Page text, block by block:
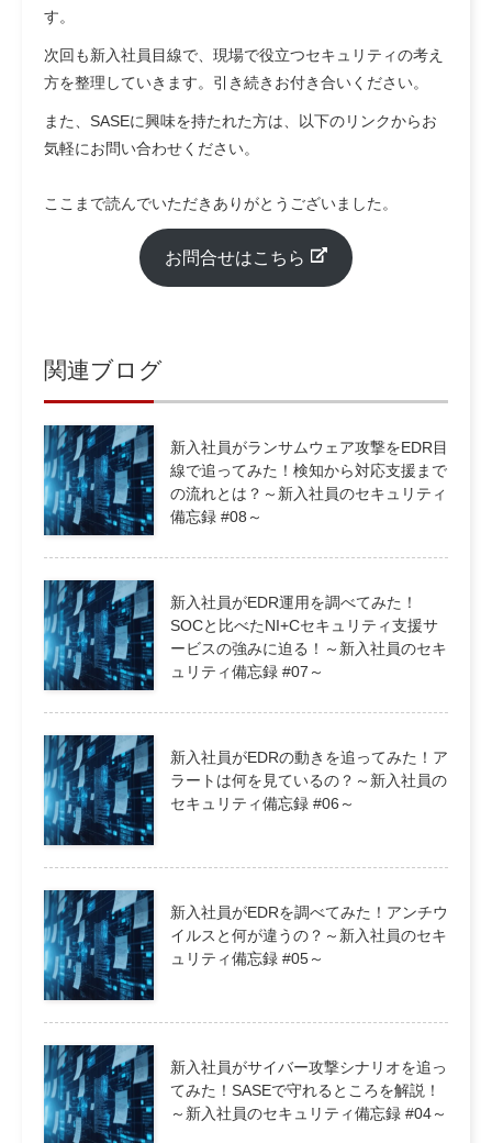
す。
次回も新入社員目線で、現場で役立つセキュリティの考え
方を整理していきます。引き続きお付き合いください。
また、SASEに興味を持たれた方は、以下のリンクからお
気軽にお問い合わせください。
ここまで読んでいただきありがとうございました。
お問合せはこちら
関連ブログ
新入社員がランサムウェア攻撃をEDR目
線で追ってみた！検知から対応支援まで
の流れとは？～新入社員のセキュリティ
備忘録 #08～
新入社員がEDR運用を調べてみた！
SOCと比べたNI+Cセキュリティ支援サ
ービスの強みに迫る！～新入社員のセキ
ュリティ備忘録 #07～
新入社員がEDRの動きを追ってみた！ア
ラートは何を見ているの？～新入社員の
セキュリティ備忘録 #06～
新入社員がEDRを調べてみた！アンチウ
イルスと何が違うの？～新入社員のセキ
ュリティ備忘録 #05～
新入社員がサイバー攻撃シナリオを追っ
てみた！SASEで守れるところを解説！
～新入社員のセキュリティ備忘録 #04～